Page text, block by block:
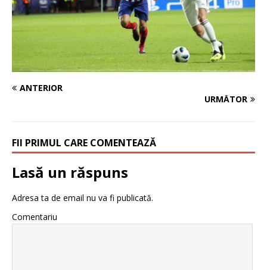
ANTERIOR
URMĂTOR
FII PRIMUL CARE COMENTEAZĂ
Lasă un răspuns
Adresa ta de email nu va fi publicată.
Comentariu